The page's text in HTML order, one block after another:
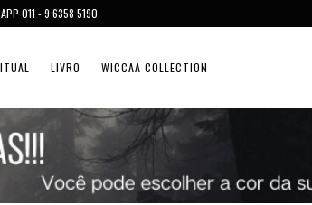
011 - 9 6358 5190
LIVRO WICCAA COLLECTION